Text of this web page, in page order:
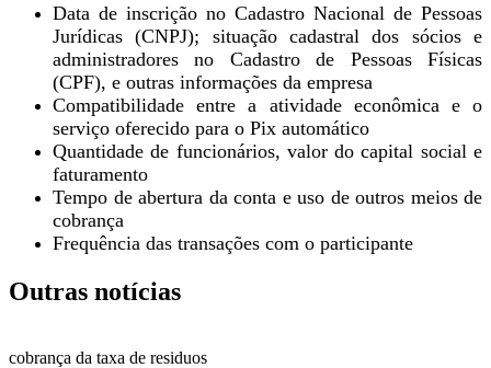
Data de inscrição no Cadastro Nacional de Pessoas
Jurídicas (CNPJ); situação cadastral dos sócios e
administradores no Cadastro de Pessoas Físicas
(CPF), e outras informações da empresa
Compatibilidade entre a atividade econômica e o
serviço oferecido para o Pix automático
Quantidade de funcionários, valor do capital social e
faturamento
Tempo de abertura da conta e uso de outros meios de
cobrança
Frequência das transações com o participante
Outras notícias
cobrança da taxa de residuos